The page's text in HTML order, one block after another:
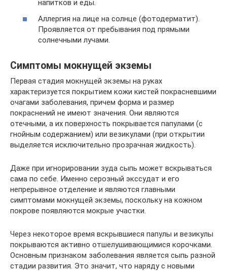
напитков и еды.
Аллергия на лице на солнце (фотодерматит).
Проявляется от пребывания под прямыми
солнечными лучами.
Симптомы мокнущей экземы
Первая стадия мокнущей экземы на руках
характеризуется покрытием кожи кистей покрасневшими
очагами заболевания, причем форма и размер
покраснений не имеют значения. Они являются
отечными, а их поверхность покрывается папулами (с
гнойным содержанием) или везикулами (при открытии
выделяется исключительно прозрачная жидкость).
Даже при игнорировании зуда сыпь может вскрываться
сама по себе. Именно серозный экссудат и его
непрерывное отделение и являются главными
симптомами мокнущей экземы, поскольку на кожном
покрове появляются мокрые участки.
Через некоторое время вскрывшиеся папулы и везикулы
покрываются активно отшелушивающимися корочками.
Основным признаком заболевания является сыпь разной
стадии развития. Это значит, что наряду с новыми